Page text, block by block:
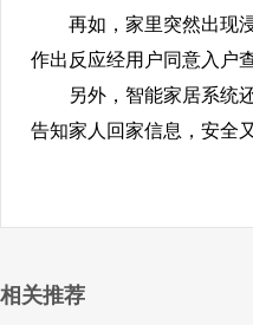
再如，家里突然出现浸
作出反应经用户同意入户
另外，智能家居系统还
告知家人回家信息，安全
相关推荐